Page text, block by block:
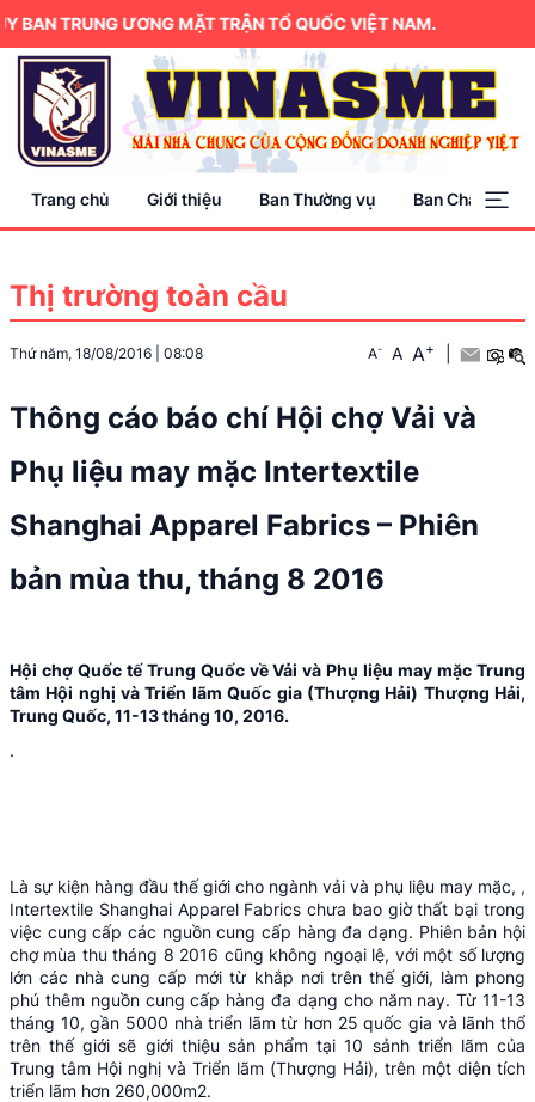
TRUNG ƯƠNG MẶT TRẬN TỔ QUỐC VIỆT NAM.
Trang chủ Giới thiệu Ban Thường vụ Ban Chấp hành
Thị trường toàn cầu
Thứ năm, 18/08/2016 08:08 A- A A+
Thông cáo báo chí Hội chợ Vải và
Phụ liệu may mặc Intertextile
Shanghai Apparel Fabrics – Phiên
bản mùa thu, tháng 8 2016
Hội chợ Quốc tế Trung Quốc về Vải và Phụ liệu may mặc Trung
tâm Hội nghị và Triển lãm Quốc gia (Thượng Hải) Thượng Hải,
Trung Quốc, 11-13 tháng 10, 2016.
.
Là sự kiện hàng đầu thế giới cho ngành vải và phụ liệu may mặc, ,
Intertextile Shanghai Apparel Fabrics chưa bao giờ thất bại trong
việc cung cấp các nguồn cung cấp hàng đa dạng. Phiên bản hội
chợ mùa thu tháng 8 2016 cũng không ngoại lệ, với một số lượng
lớn các nhà cung cấp mới từ khắp nơi trên thế giới, làm phong
phú thêm nguồn cung cấp hàng đa dạng cho năm nay. Từ 11-13
tháng 10, gần 5000 nhà triển lãm từ hơn 25 quốc gia và lãnh thổ
trên thế giới sẽ giới thiệu sản phẩm tại 10 sảnh triển lãm của
Trung tâm Hội nghị và Triển lãm (Thượng Hải), trên một diện tích
triển lãm hơn 260,000m2.